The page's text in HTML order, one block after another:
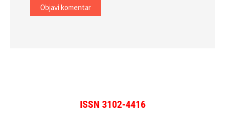
ISSN 3102-4416